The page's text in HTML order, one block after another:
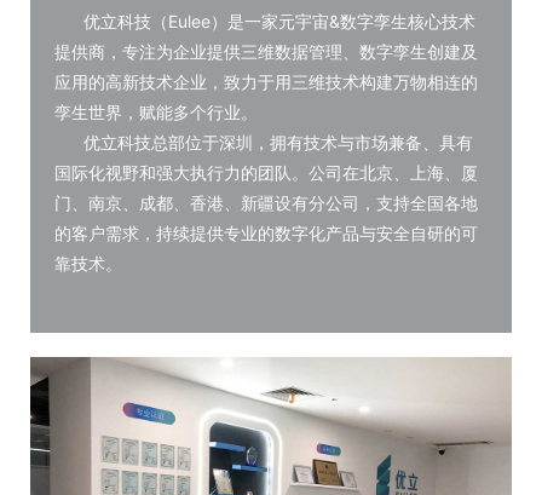
优立科技（Eulee）是一家元宇宙&数字孪生核心技术
提供商，专注为企业提供三维数据管理、数字孪生创建及
应用的高新技术企业，致力于用三维技术构建万物相连的
孪生世界，赋能多个行业。
优立科技总部位于深圳，拥有技术与市场兼备、具有
国际化视野和强大执行力的团队。公司在北京、上海、厦
门、南京、成都、香港、新疆设有分公司，支持全国各地
的客户需求，持续提供专业的数字化产品与安全自研的可
靠技术。